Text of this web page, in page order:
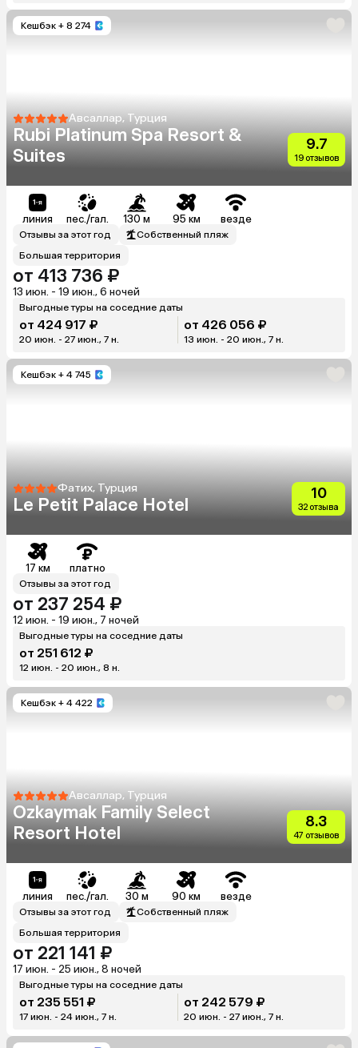
Кешбэк + 8 274
Авсаллар, Турция
Rubi Platinum Spa Resort &
Suites
9.7
19 отзывов
линия пес./гал. 130 м 95 км везде
Отзывы за этот год
Собственный пляж
Большая территория
от 413 736 ₽
13 июн. - 19 июн., 6 ночей
Выгодные туры на соседние даты
от 424 917 ₽
20 июн. - 27 июн., 7 н.
от 426 056 ₽
13 июн. - 20 июн., 7 н.
Кешбэк + 4 745
Фатих, Турция
Le Petit Palace Hotel
10
32 отзыва
17 км платно
Отзывы за этот год
от 237 254 ₽
12 июн. - 19 июн., 7 ночей
Выгодные туры на соседние даты
от 251 612 ₽
12 июн. - 20 июн., 8 н.
Кешбэк + 4 422
Авсаллар, Турция
Ozkaymak Family Select
Resort Hotel
8.3
47 отзывов
линия пес./гал. 30 м 90 км везде
Отзывы за этот год
Собственный пляж
Большая территория
от 221 141 ₽
17 июн. - 25 июн., 8 ночей
Выгодные туры на соседние даты
от 235 551 ₽
17 июн. - 24 июн., 7 н.
от 242 579 ₽
20 июн. - 27 июн., 7 н.